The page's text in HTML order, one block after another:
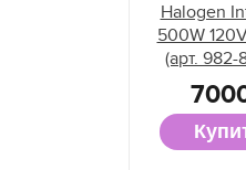
Halogen
500W
(арт.